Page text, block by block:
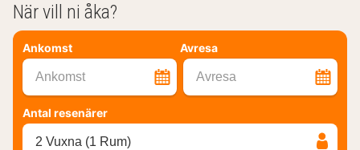
När vill ni åka?
Ankomst Avresa
Ankomst Avresa
Antal resenärer
2 Vuxna (1 Rum)